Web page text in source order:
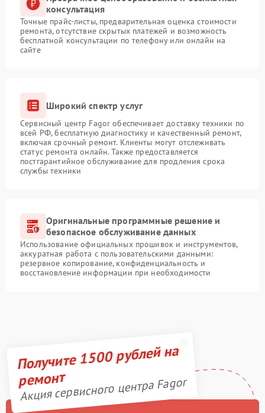
консультация
Точные прайс-листы, предварительная оценка стоимости
ремонта, отсутствие скрытых платежей и возможность
бесплатной консультации по телефону или онлайн на
сайте
Широкий спектр услуг
Сервисный центр Fagor обеспечивает доставку техники по
всей РФ, бесплатную диагностику и качественный ремонт,
включая срочный ремонт. Клиенты могут отслеживать
статус ремонта онлайн. Также предоставляется
постгарантийное обслуживание для продления срока
службы техники
Оригинальные программные решение и
безопасное обслуживание данных
Использование официальных прошивок и инструментов,
аккуратная работа с пользовательскими данными:
резервное копирование, конфиденциальность и
восстановление информации при необходимости
Получите 1500 рублей на
ремонт
Акция сервисного центра Fagor